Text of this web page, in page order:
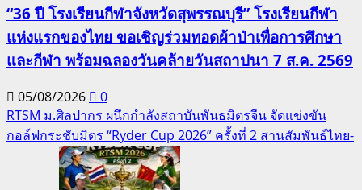
“36 ปี โรงเรียนกีฬาจังหวัดสุพรรณบุรี” โรงเรียนกีฬา
แห่งแรกของไทย ขอเชิญร่วมทอดผ้าป่าเพื่อการศึกษา
และกีฬา พร้อมฉลองวันคล้ายวันสถาปนา 7 ส.ค. 2569
05/08/2026
0
RTSM ม.ศิลปากร ผนึกกำลังสถาบันพันธมิตรจีน จัดแข่งขัน
กอล์ฟกระชับมิตร “Ryder Cup 2026” ครั้งที่ 2 สานสัมพันธ์ไทย-